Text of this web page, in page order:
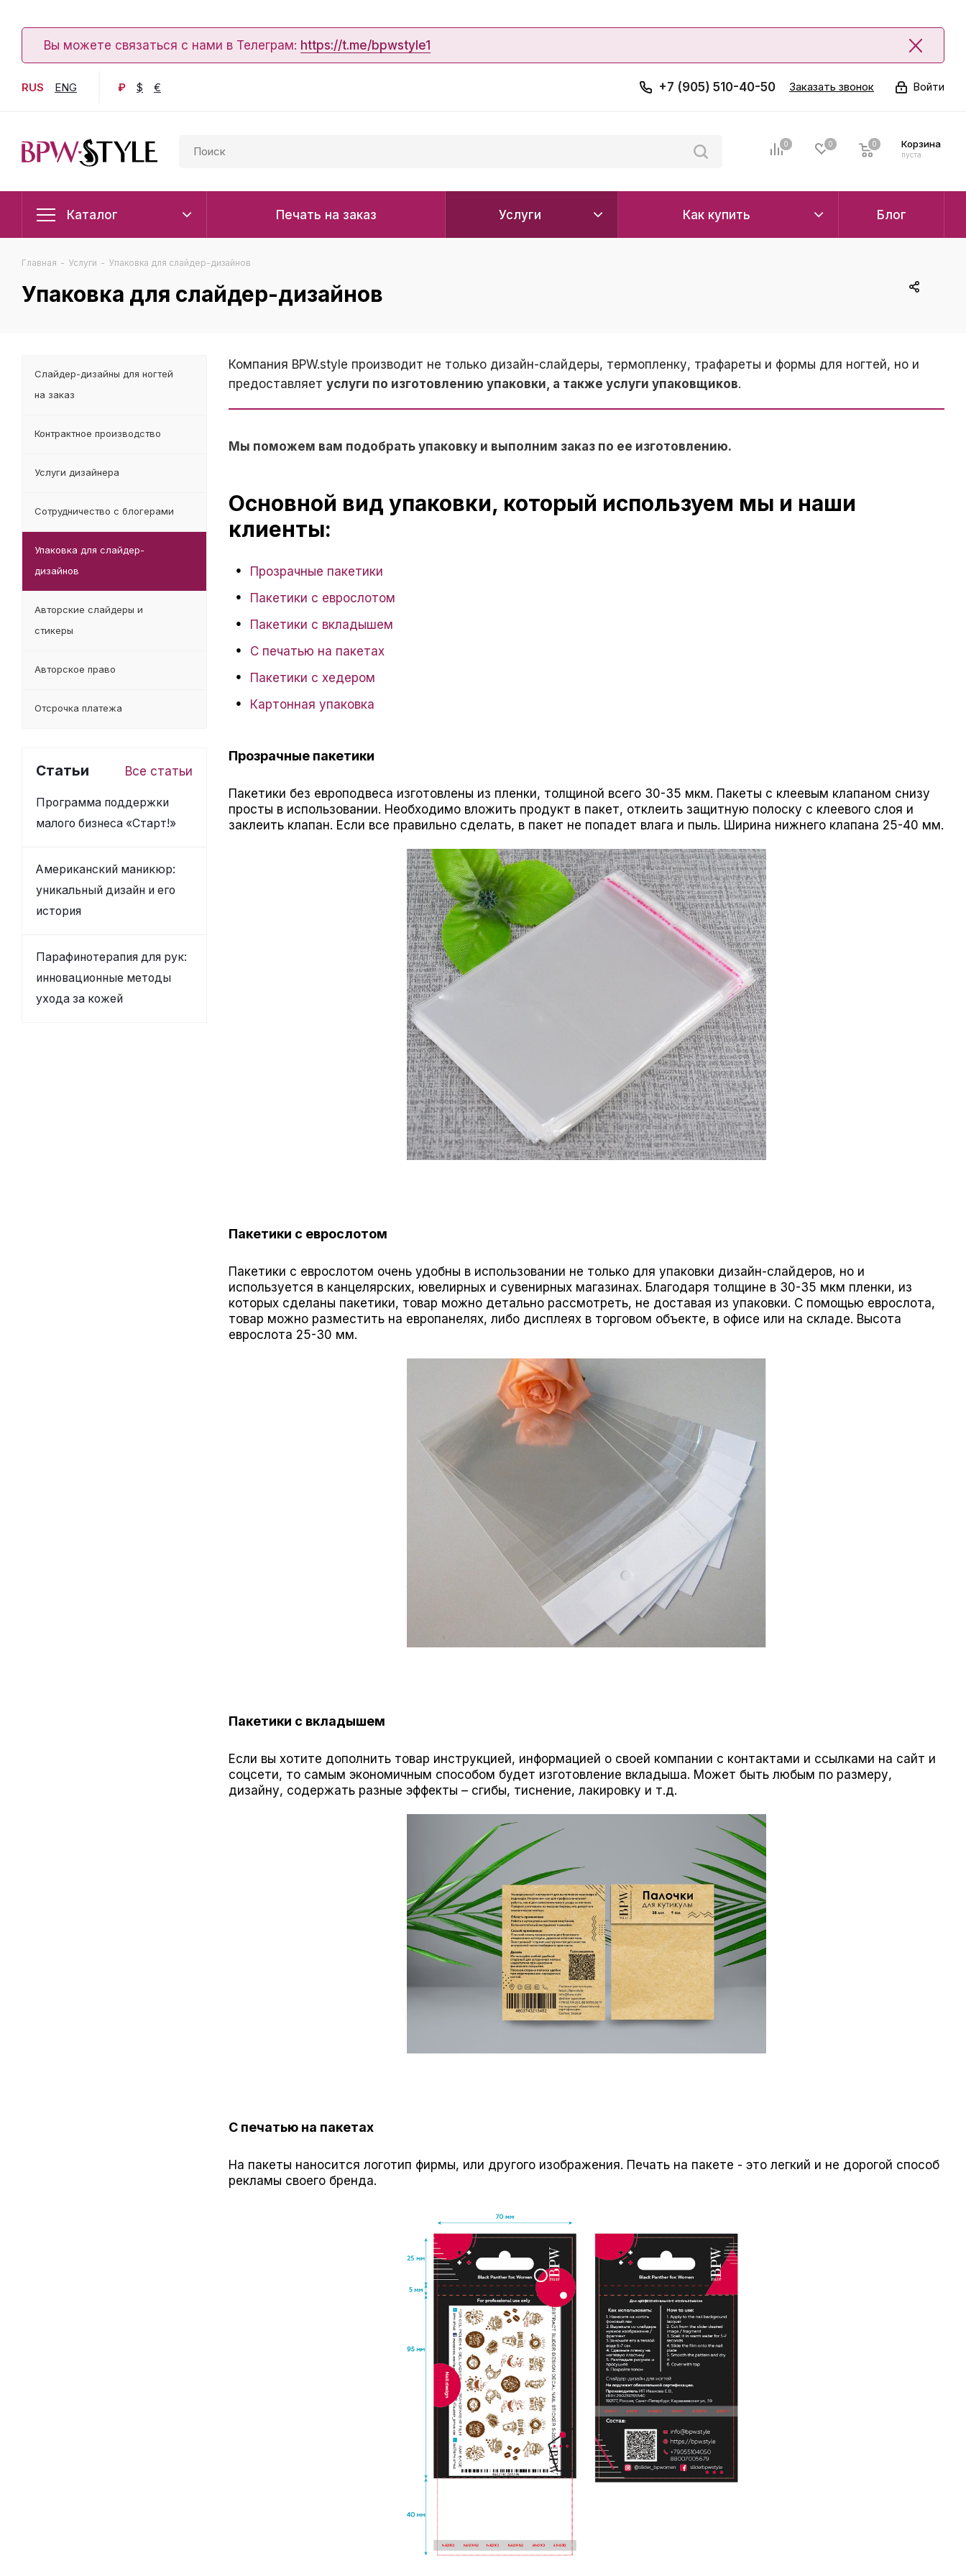
Вы можете связаться с нами в Телеграм: https://t.me/bpwstyle1
RUS ENG ₽ $ € Войти
+7 (905) 510-40-50 Заказать звонок
0 0 Корзина
0
пуста
0
Каталог Печать на заказ Услуги Как купить Блог
Главная - Услуги - Упаковка для слайдер-дизайнов
Упаковка для слайдер-дизайнов
Компания BPW.style производит не только дизайн-слайдеры, термопленку, трафареты и формы для ногтей, но и
предоставляет услуги по изготовлению упаковки, а также услуги упаковщиков.
Мы поможем вам подобрать упаковку и выполним заказ по ее изготовлению.
Основной вид упаковки, который используем мы и наши
клиенты:
Прозрачные пакетики
Пакетики с еврослотом
Пакетики с вкладышем
С печатью на пакетах
Пакетики с хедером
Картонная упаковка
Прозрачные пакетики
Пакетики без европодвеса изготовлены из пленки, толщиной всего 30-35 мкм. Пакеты с клеевым клапаном снизу
просты в использовании. Необходимо вложить продукт в пакет, отклеить защитную полоску с клеевого слоя и
заклеить клапан. Если все правильно сделать, в пакет не попадет влага и пыль. Ширина нижнего клапана 25-40 мм.
Пакетики с еврослотом
Пакетики с еврослотом очень удобны в использовании не только для упаковки дизайн-слайдеров, но и
используется в канцелярских, ювелирных и сувенирных магазинах. Благодаря толщине в 30-35 мкм пленки, из
которых сделаны пакетики, товар можно детально рассмотреть, не доставая из упаковки. С помощью еврослота,
товар можно разместить на европанелях, либо дисплеях в торговом объекте, в офисе или на складе. Высота
еврослота 25-30 мм.
Пакетики с вкладышем
Если вы хотите дополнить товар инструкцией, информацией о своей компании с контактами и ссылками на сайт и
соцсети, то самым экономичным способом будет изготовление вкладыша. Может быть любым по размеру,
дизайну, содержать разные эффекты – сгибы, тиснение, лакировку и т.д.
С печатью на пакетах
На пакеты наносится логотип фирмы, или другого изображения. Печать на пакете - это легкий и не дорогой способ
рекламы своего бренда.
Слайдер-дизайны для ногтей
на заказ
Контрактное производство
Услуги дизайнера
Сотрудничество с блогерами
Упаковка для слайдер-
дизайнов
Авторские слайдеры и
стикеры
Авторское право
Отсрочка платежа
Статьи Все статьи
Программа поддержки
малого бизнеса «Старт!»
Американский маникюр:
уникальный дизайн и его
история
Парафинотерапия для рук:
инновационные методы
ухода за кожей